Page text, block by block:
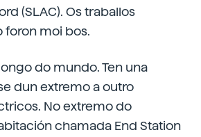
(SLAC). Os traballos
foron moi bos.
do mundo. Ten una
dun extremo a outro
No extremo do
chamada End Station